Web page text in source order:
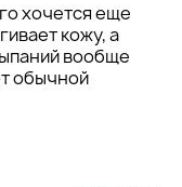
хочется еще
кожу, а
вообще
обычной